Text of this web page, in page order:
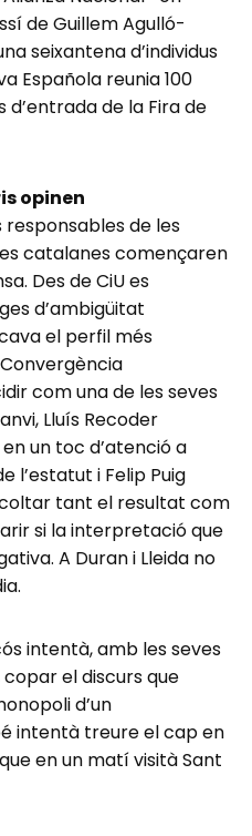
de Guillem Agulló-
seixantena d’individus
Española reunia 100
de la Fira de
opinen
responsables de les
catalanes començaren
Des de CiU es
d’ambigüitat
el perfil més
com una de les seves
Lluís Recoder
un toc d’atenció a
l’estatut i Felip Puig
tant el resultat com
si la interpretació que
A Duran i Lleida no
intentà, amb les seves
el discurs que
d’un
intentà treure el cap en
en un matí visità Sant